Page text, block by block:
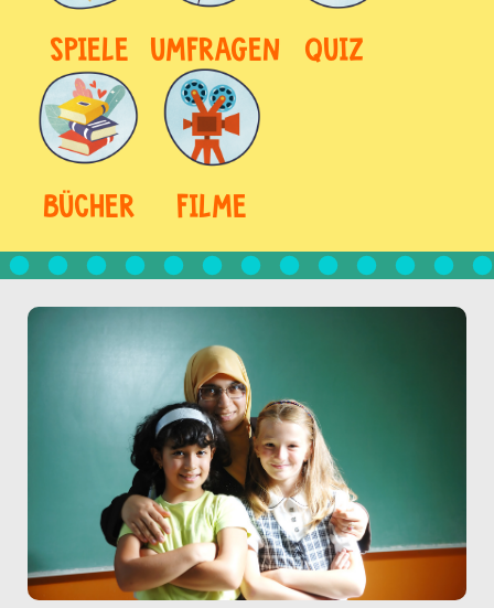
SPIELE UMFRAGEN QUIZ
BÜCHER FILME